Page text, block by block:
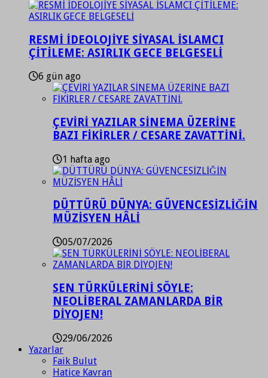
RESMİ İDEOLOJİYE SİYASAL İSLAMCI
ÇİTİLEME: ASIRLIK GECE BELGESELİ
6 gün ago
ÇEVİRİ YAZILAR SİNEMA ÜZERİNE
BAZI FİKİRLER / CESARE ZAVATTİNİ.
1 hafta ago
DÜTTÜRÜ DÜNYA: GÜVENCESİZLİĞİN
MÜZİSYEN HÂLİ
05/07/2026
SEN TÜRKÜLERİNİ SÖYLE:
NEOLİBERAL ZAMANLARDA BİR
DİYOJEN!
29/06/2026
Yazarlar
Faik Bulut
Hatice Kavran